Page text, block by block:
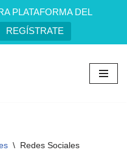
PLATAFORMA DEL
REGÍSTRATE
\ Redes Sociales